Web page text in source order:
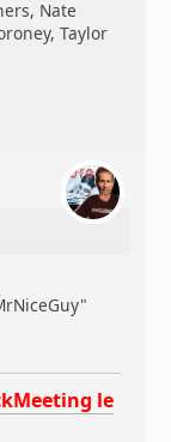
Nate
Taylor
le